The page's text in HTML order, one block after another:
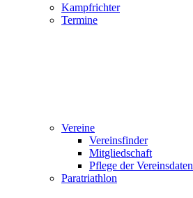
Kampfrichter
Termine
Vereine
Vereinsfinder
Mitgliedschaft
Pflege der Vereinsdaten
Paratriathlon